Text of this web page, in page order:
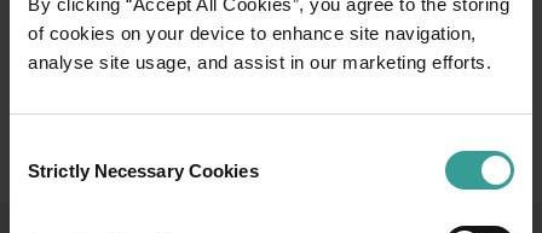
By clicking “Accept All Cookies”, you agree to the storing
of cookies on your device to enhance site navigation,
analyse site usage, and assist in our marketing efforts.
Selection
Strictly Necessary Cookies
Lire la suite
Lire la suite